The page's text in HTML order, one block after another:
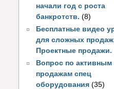
начали год с роста
банкротств. (8)
Бесплатные видео
для сложных
Проектные продажи.
Вопрос по активным
продажам спец
оборудования (35)